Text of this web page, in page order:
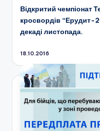
Відкритий чемпіонат
кросвордів “Ерудит-
декаді листопада.
18.10.2016